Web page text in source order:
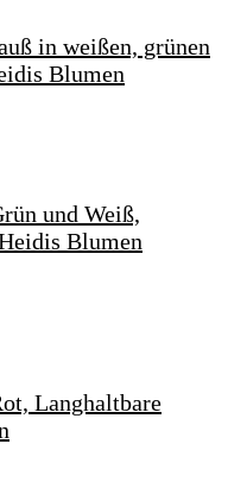
in weißen, grünen
Blumen
und Weiß,
Blumen
Langhaltbare